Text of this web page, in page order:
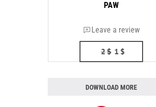
PAW
Leave a review
2$ 1 $
DOWNLOAD MORE